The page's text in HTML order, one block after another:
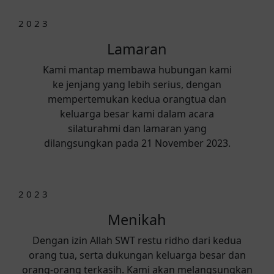
2 0 2 3
Lamaran
Kami mantap membawa hubungan kami
ke jenjang yang lebih serius, dengan
mempertemukan kedua orangtua dan
keluarga besar kami dalam acara
silaturahmi dan lamaran yang
dilangsungkan pada 21 November 2023.
2 0 2 3
Menikah
Dengan izin Allah SWT restu ridho dari kedua
orang tua, serta dukungan keluarga besar dan
orang-orang terkasih. Kami akan melangsungkan